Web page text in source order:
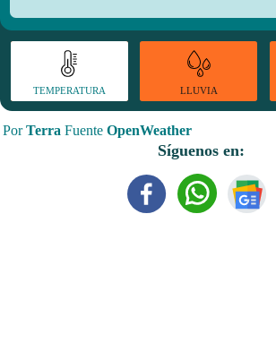
TEMPERATURA LLUVIA
PorTerra Fuente OpenWeather
Síguenos en: